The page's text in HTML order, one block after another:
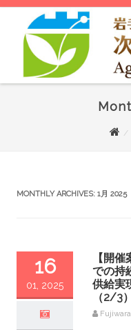
MONTHLY ARCHIVES: 1月 2025
16
01, 2025
【開
での持
供給実
（2/3）
Fujiwara